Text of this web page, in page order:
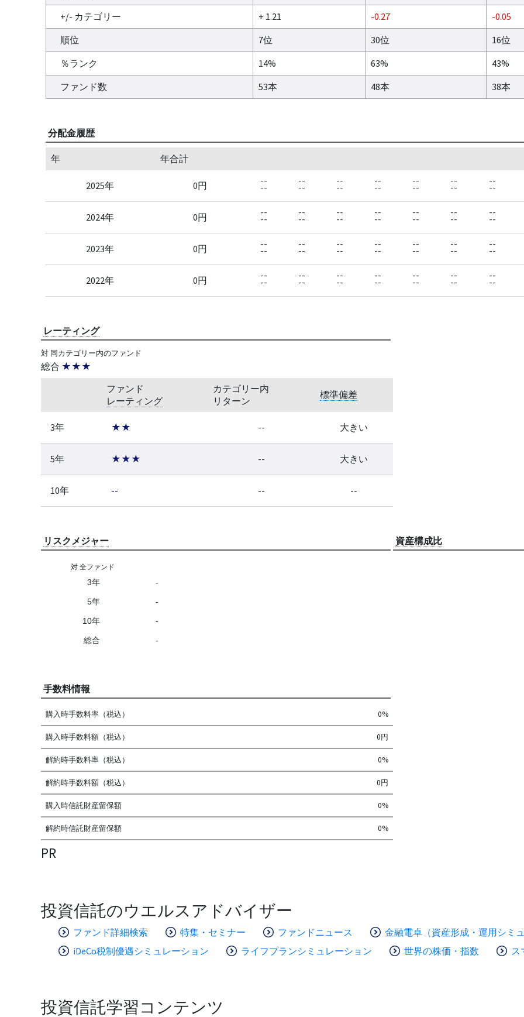
+/- カテゴリー
+ 1.21 -0.27 -0.05
順位
7位 30位 16位
％ランク
14% 63% 43%
ファンド数
53本 48本 38本
分配金履歴
年 年合計
2025年 0円 --
--
--
--
--
--
--
--
--
--
--
--
--
--
2024年 0円 --
--
--
--
--
--
--
--
--
--
--
--
--
--
2023年 0円 --
--
--
--
--
--
--
--
--
--
--
--
--
--
2022年 0円 --
--
--
--
--
--
--
--
--
--
--
--
--
--
レーティング
対 同カテゴリー内のファンド
総合 ★★★
ファンド
レーティング
カテゴリー内
リターン
標準偏差
3年 ★★ -- 大きい
5年 ★★★ -- 大きい
10年 -- -- --
リスクメジャー
対 全ファンド
3年 -
5年 -
10年 -
総合 -
資産構成比
手数料情報
購入時手数料率（税込） 0%
購入時手数料額（税込） 0円
解約時手数料率（税込） 0%
解約時手数料額（税込） 0円
購入時信託財産留保額 0%
解約時信託財産留保額 0%
PR
投資信託のウエルスアドバイザー
ファンド詳細検索 特集・セミナー ファンドニュース 金融電卓（資産形成・運用シミ
iDeCo税制優遇シミュレーション
ライフプランシミュレーション 世界の株価・指数 ス
投資信託学習コンテンツ